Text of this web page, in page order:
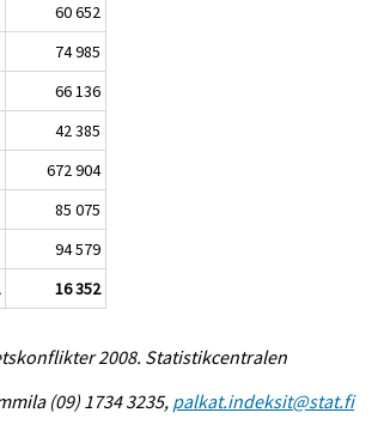
60 652
74 985
66 136
42 385
672 904
85 075
94 579
16 352
2008. Statistikcentralen
(09) 1734 3235, palkat.indeksit@stat.fi